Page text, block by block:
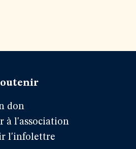
don
à l'association
l'infolettre